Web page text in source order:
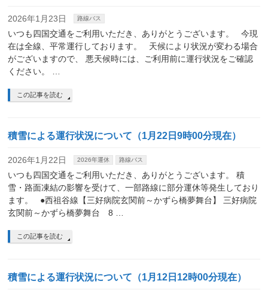
2026年1月23日 路線バス
いつも四国交通をご利用いただき、ありがとうございます。 今現
在は全線、平常運行しております。 天候により状況が変わる場合
がございますので、 悪天候時には、ご利用前に運行状況をご確認
ください。 …
この記事を読む
積雪による運行状況について（1月22日9時00分現在）
2026年1月22日 2026年運休 路線バス
いつも四国交通をご利用いただき、ありがとうございます。 積
雪・路面凍結の影響を受けて、一部路線に部分運休等発生しており
ます。 ●西祖谷線【三好病院玄関前～かずら橋夢舞台】 三好病院
玄関前～かずら橋夢舞台 8 …
この記事を読む
積雪による運行状況について（1月12日12時00分現在）